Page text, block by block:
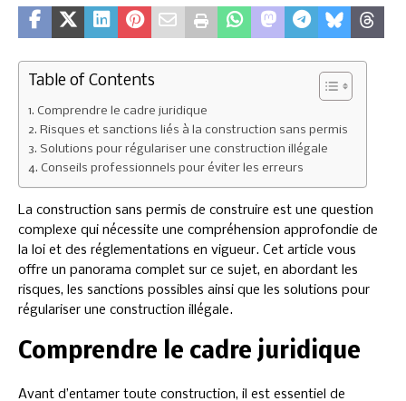
Table of Contents
Comprendre le cadre juridique
Risques et sanctions liés à la construction sans permis
Solutions pour régulariser une construction illégale
Conseils professionnels pour éviter les erreurs
La construction sans permis de construire est une question
complexe qui nécessite une compréhension approfondie de
la loi et des réglementations en vigueur. Cet article vous
offre un panorama complet sur ce sujet, en abordant les
risques, les sanctions possibles ainsi que les solutions pour
régulariser une construction illégale.
Comprendre le cadre juridique
Avant d’entamer toute construction, il est essentiel de